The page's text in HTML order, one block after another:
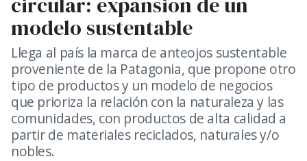
modelo sustentable
Llega al país la marca de anteojos sustentable
proveniente de la Patagonia, que propone otro
tipo de productos y un modelo de negocios
que prioriza la relación con la naturaleza y las
comunidades, con productos de alta calidad a
partir de materiales reciclados, naturales y/o
nobles.